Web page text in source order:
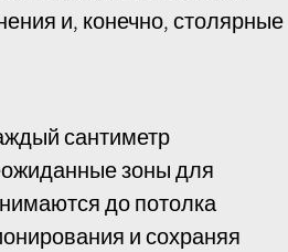
и, конечно, столярные
сантиметр
зоны для
до потолка
и сохраняя